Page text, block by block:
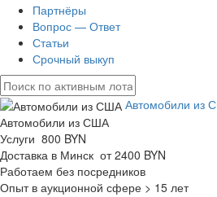
Партнёры
Вопрос — Ответ
Статьи
Срочный выкуп
Автомобили из
Автомобили из США
Услуги 800 BYN
Доставка в Минск от 2400 BYN
Работаем без посредников
Опыт в аукционной сфере > 15 лет